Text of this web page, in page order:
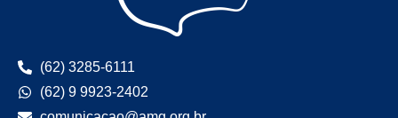
(62) 3285-6111
(62) 9 9923-2402